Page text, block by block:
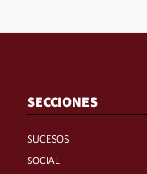
SECCIONES
SUCESOS
SOCIAL